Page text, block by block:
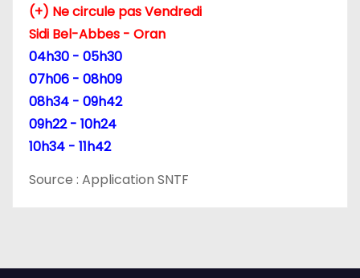
r
t
c
e
(+) Ne circule pas Vendredi
Sidi Bel-Abbes - Oran
04h30 - 05h30
07h06 - 08h09
08h34 - 09h42
09h22 - 10h24
10h34 - 11h42
Source : Application SNTF